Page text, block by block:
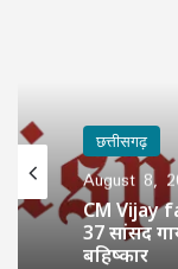
छत्तीसगढ़
August 8,
CM Vijay
37 सांसद
बहिष्कार